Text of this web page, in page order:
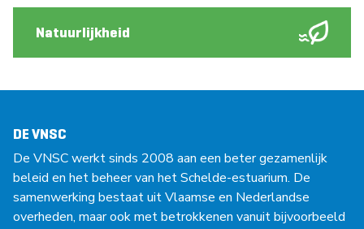
Natuurlijkheid
DE VNSC
De VNSC werkt sinds 2008 aan een beter gezamenlijk
beleid en het beheer van het Schelde-estuarium. De
samenwerking bestaat uit Vlaamse en Nederlandse
overheden, maar ook met betrokkenen vanuit bijvoorbeeld